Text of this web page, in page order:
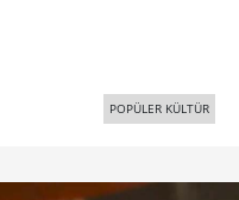
POPÜLER KÜLTÜR